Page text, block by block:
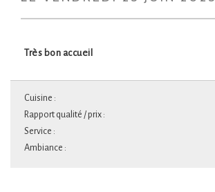
Très bon accueil
Cuisine :
Rapport qualité / prix :
Service :
Ambiance :